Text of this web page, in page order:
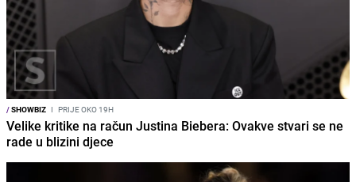
/SHOWBIZ I PRIJE OKO 19H
Velike kritike na račun Justina Biebera: Ovakve stvari se ne
rade u blizini djece